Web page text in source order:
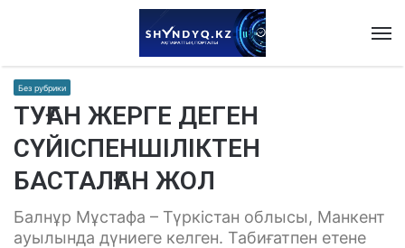
Без рубрики
ТУҒАН ЖЕРГЕ ДЕГЕН
СҮЙІСПЕНШІЛІКТЕН
БАСТАЛҒАН ЖОЛ
Балнұр Мұстафа – Түркістан облысы, Манкент
ауылында дүниеге келген. Табиғатпен етене